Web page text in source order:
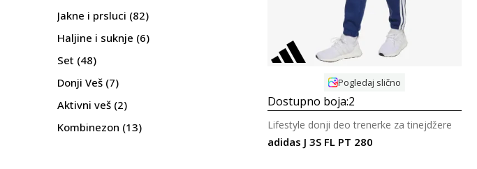
Jakne i prsluci (82)
Haljine i suknje (6)
Set (48)
Donji Veš (7)
Aktivni veš (2)
Kombinezon (13)
Pogledaj slično
Dostupno boja:2
adidas J 3S FL PT 280
Lifestyle donji deo trenerke za tinejdžere